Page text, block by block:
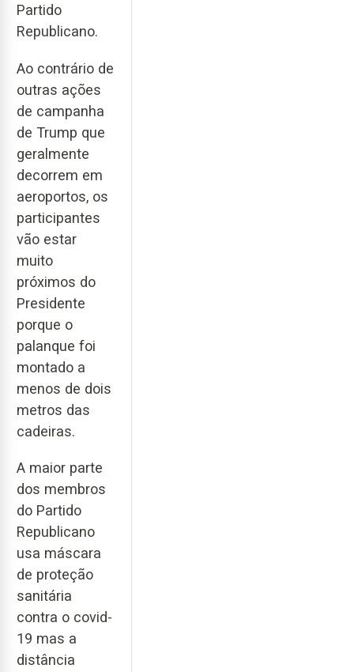
Partido
Republicano.
Ao contrário de
outras ações
de campanha
de Trump que
geralmente
decorrem em
aeroportos, os
participantes
vão estar
muito
próximos do
Presidente
porque o
palanque foi
montado a
menos de dois
metros das
cadeiras.
A maior parte
dos membros
do Partido
Republicano
usa máscara
de proteção
sanitária
contra o covid-
19 mas a
distância